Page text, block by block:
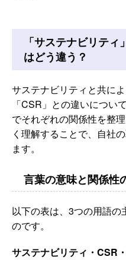
「サステナビリティ
はどう違う？
サステナビリティと共に
「CSR」との違いについ
でそれぞれの関係性を整
く理解することで、自社
ます。
言葉の意味と関係性
以下の表は、3つの用語の
のです。
サステナビリティ・CSR